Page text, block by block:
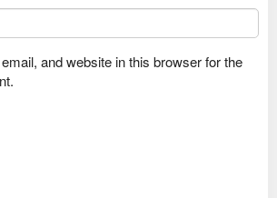
and website in this browser for the